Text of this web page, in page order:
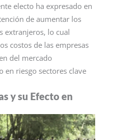
electo ha expresado en
de aumentar los
extranjeros, lo cual
costos de las empresas
del mercado
en riesgo sectores clave
y su Efecto en